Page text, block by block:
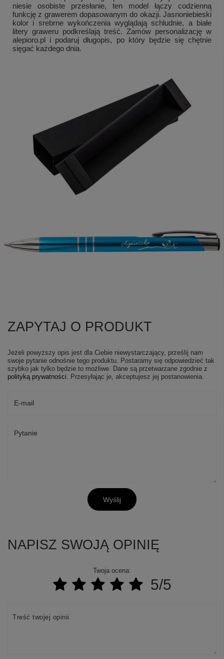
niesie osobiste przesłanie, ten model łączy codzienną
funkcję z grawerem dopasowanym do okazji. Jasnoniebieski
kolor i srebrne wykończenia wyglądają schludnie, a białe
litery graweru podkreślają treść. Zamów personalizację w
alepioro.pl i podaruj długopis, po który będzie się chętnie
sięgać każdego dnia.
ZAPYTAJ O PRODUKT
Jeżeli powyższy opis jest dla Ciebie niewystarczający, prześlij nam
swoje pytanie odnośnie tego produktu. Postaramy się odpowiedzieć tak
szybko jak tylko będzie to możliwe. Dane są przetwarzane zgodnie z
polityką prywatności. Przesyłając je, akceptujesz jej postanowienia.
E-mail
Pytanie
Wyślij
NAPISZ SWOJĄ OPINIĘ
Twoja ocena:
5/5
Treść twojej opinii